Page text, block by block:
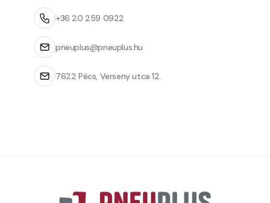
+36 20 259 0922
pneuplus@pneuplus.hu
7622 Pécs, Verseny utca 12.